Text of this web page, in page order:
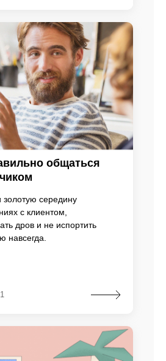
общаться
золотую середину
с клиентом,
дров и не испортить
навсегда.